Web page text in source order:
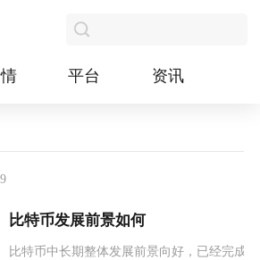
平台 资讯
比特币发展前景如何
比特币中长期整体发展前景向好，已经完成